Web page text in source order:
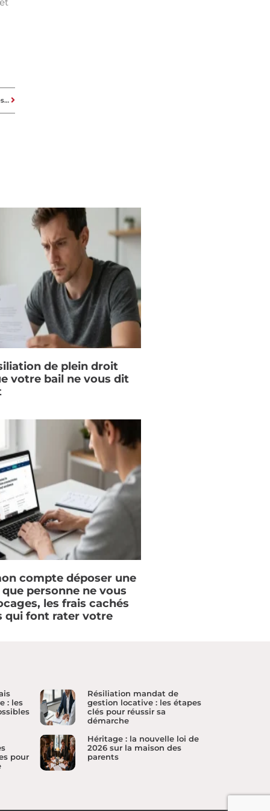
L’expertise immobilière : Comprendre l’importance d’une évaluation professionnelle
de plein droit
votre bail ne vous dit
compte déposer une
personne ne vous
les frais cachés
qui font rater votre
: les
Résiliation mandat de
gestion locative : les étapes
clés pour réussir sa
démarche
pour
Héritage : la nouvelle loi de
2026 sur la maison des
parents